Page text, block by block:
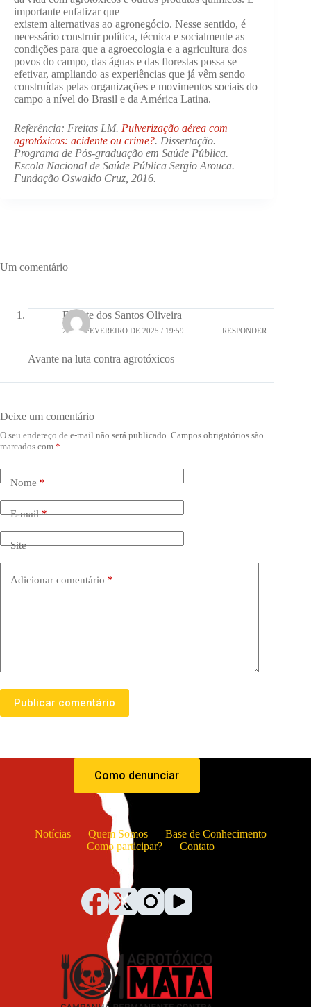
importante enfatizar que
existem alternativas ao agronegócio. Nesse sentido, é
necessário construir política, técnica e socialmente as
condições para que a agroecologia e a agricultura dos
povos do campo, das águas e das florestas possa se
efetivar, ampliando as experiências que já vêm sendo
construídas pelas organizações e movimentos sociais do
campo a nível do Brasil e da América Latina.
Referência: Freitas LM. Pulverização aérea com
agrotóxicos: acidente ou crime?. Dissertação.
Programa de Pós-graduação em Saúde Pública.
Escola Nacional de Saúde Pública Sergio Arouca.
Fundação Oswaldo Cruz, 2016.
Um comentário
Erinete dos Santos Oliveira
21 DE FEVEREIRO DE 2025 / 19:59 RESPONDER
Avante na luta contra agrotóxicos
Deixe um comentário
O seu endereço de e-mail não será publicado. Campos obrigatórios são
marcados com *
Nome*
E-mail*
Site
Adicionar comentário *
Publicar comentário
Como denunciar
Notícias Quem Somos
Base de Conhecimento
Como participar?
Contato